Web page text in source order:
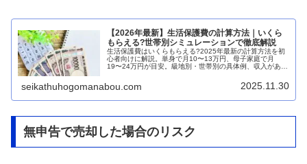
【2026年最新】生活保護費の計算方法｜いくら
もらえる?世帯別シミュレーションで徹底解説
生活保護費はいくらもらえる?2025年最新の計算方法を初
心者向けに解説。単身で月10〜13万円、母子家庭で月
19〜24万円が目安。級地別・世帯別の具体例、収入がある
seikathuhogomanabou.com 2025.11.30
無申告で売却した場合のリスク